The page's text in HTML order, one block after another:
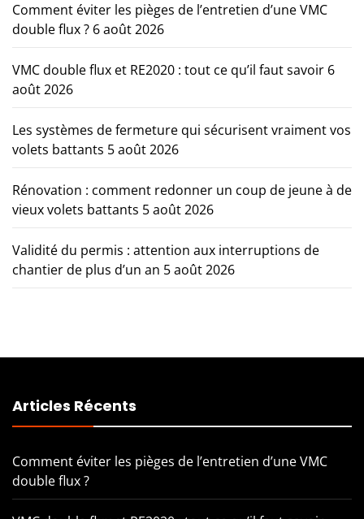
Comment éviter les pièges de l’entretien d’une VMC
double flux ? 6 août 2026
VMC double flux et RE2020 : tout ce qu’il faut savoir 6
août 2026
Les systèmes de fermeture qui sécurisent vraiment vos
volets battants 5 août 2026
Rénovation : comment redonner un coup de jeune à de
vieux volets battants 5 août 2026
Validité du permis : attention aux interruptions de
chantier de plus d’un an 5 août 2026
Articles Récents
Comment éviter les pièges de l’entretien d’une VMC
double flux ?